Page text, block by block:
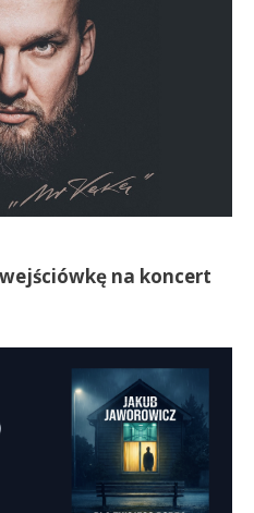
na koncert